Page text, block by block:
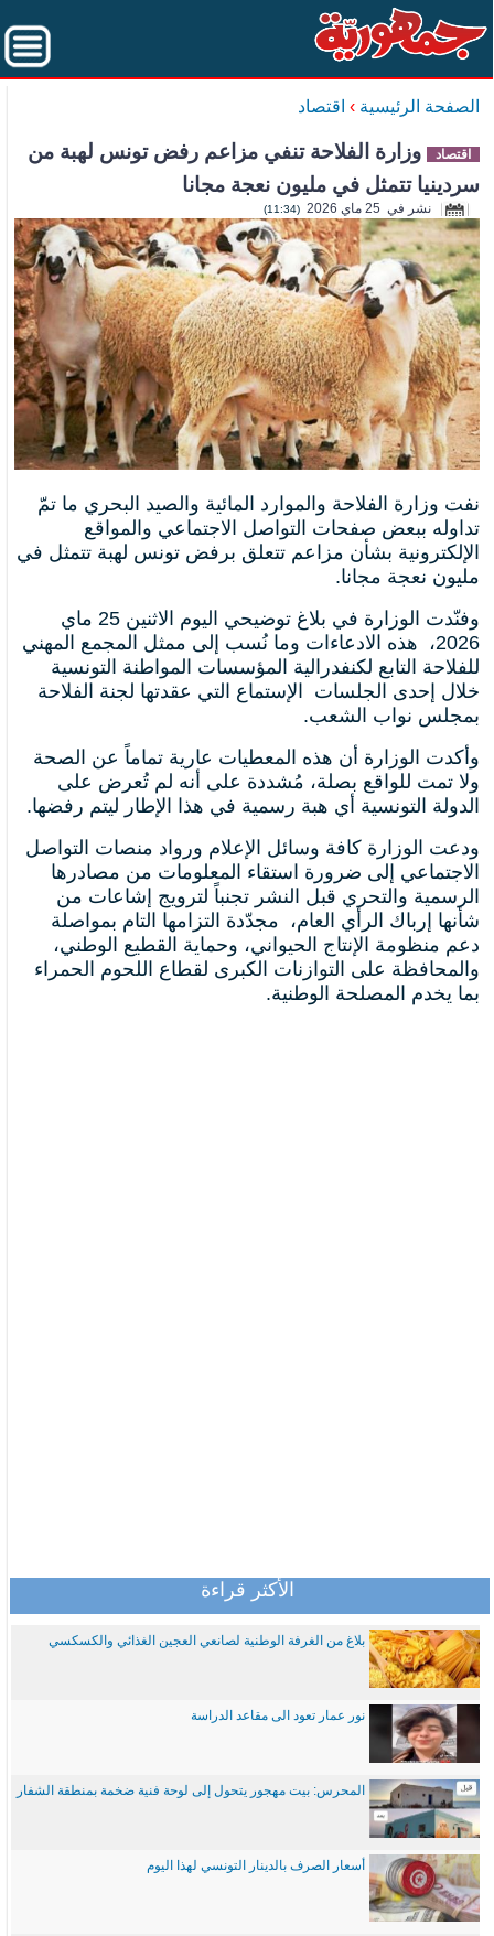
الصفحة الرئيسية › اقتصاد
اقتصاد وزارة الفلاحة تنفي مزاعم رفض تونس لهبة من
سردينيا تتمثل في مليون نعجة مجانا
نشر في 25 ماي 2026 (11:34)
نفت وزارة الفلاحة والموارد المائية والصيد البحري ما تمّ
تداوله ببعض صفحات التواصل الاجتماعي والمواقع
الإلكترونية بشأن مزاعم تتعلق برفض تونس لهبة تتمثل في
مليون نعجة مجانا.
وفنّدت الوزارة في بلاغ توضيحي اليوم الاثنين 25 ماي
2026، هذه الادعاءات وما نُسب إلى ممثل المجمع المهني
للفلاحة التابع لكنفدرالية المؤسسات المواطنة التونسية
خلال إحدى الجلسات الإستماع التي عقدتها لجنة الفلاحة
بمجلس نواب الشعب.
وأكدت الوزارة أن هذه المعطيات عارية تماماً عن الصحة
ولا تمت للواقع بصلة، مُشددة على أنه لم تُعرض على
الدولة التونسية أي هبة رسمية في هذا الإطار ليتم رفضها.
ودعت الوزارة كافة وسائل الإعلام ورواد منصات التواصل
الاجتماعي إلى ضرورة استقاء المعلومات من مصادرها
الرسمية والتحري قبل النشر تجنباً لترويج إشاعات من
شأنها إرباك الرأي العام، مجدّدة التزامها التام بمواصلة
دعم منظومة الإنتاج الحيواني، وحماية القطيع الوطني،
والمحافظة على التوازنات الكبرى لقطاع اللحوم الحمراء
بما يخدم المصلحة الوطنية.
الأكثر قراءة
بلاغ من الغرفة الوطنية لصانعي العجين الغذائي والكسكسي
نور عمار تعود الى مقاعد الدراسة
المحرس: بيت مهجور يتحول إلى لوحة فنية ضخمة بمنطقة الشفار
أسعار الصرف بالدينار التونسي لهذا اليوم